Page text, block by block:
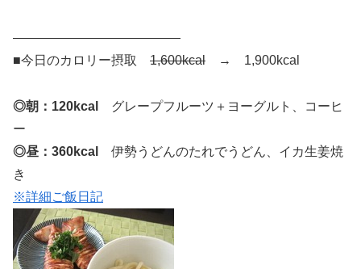
—————————————
■今日のカロリー摂取 1,600kcal → 1,900kcal
◎朝：120kcal
グレープフルーツ＋ヨーグルト、コーヒ
ー
◎昼：360kcal
伊勢うどんのたれでうどん、イカ生姜焼
き
※詳細ご飯日記